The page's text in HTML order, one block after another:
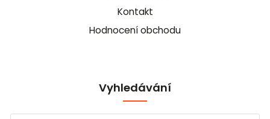
Kontakt
Hodnocení obchodu
Vyhledávání